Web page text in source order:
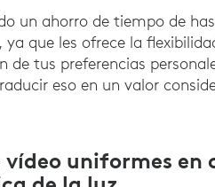
un ahorro de tiempo de
ya que les ofrece la
tus preferencias
eso en un valor
vídeo uniformes